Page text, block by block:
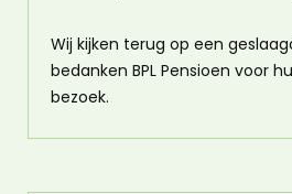
Wij kijken terug op een
bedanken BPL Pensioen voor
bezoek.